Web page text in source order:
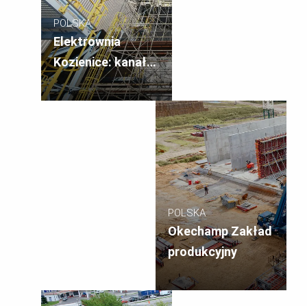
POLSKA
Elektrownia
Kozienice: kanał
Instalacji
Odsiarczania
POLSKA
Okechamp Zakład
produkcyjny